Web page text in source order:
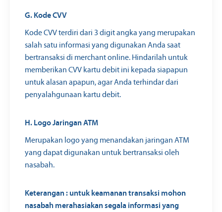
G. Kode CVV
Kode CVV terdiri dari 3 digit angka yang merupakan
salah satu informasi yang digunakan Anda saat
bertransaksi di merchant online. Hindarilah untuk
memberikan CVV kartu debit ini kepada siapapun
untuk alasan apapun, agar Anda terhindar dari
penyalahgunaan kartu debit.
H. Logo Jaringan ATM
Merupakan logo yang menandakan jaringan ATM
yang dapat digunakan untuk bertransaksi oleh
nasabah.
Keterangan : untuk keamanan transaksi mohon
nasabah merahasiakan segala informasi yang